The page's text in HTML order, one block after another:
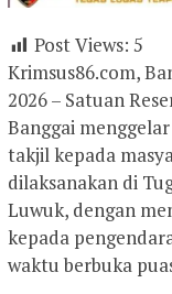
Post Views: 5
Krimsus86.com,
2026 – Satuan
Banggai
takjil kepada
dilaksanakan di
Luwuk, dengan
kepada
waktu berbuka